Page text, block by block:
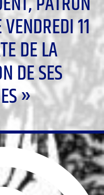
11
DE LA
DE SES
»